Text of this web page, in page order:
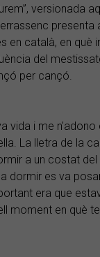
versionada
presenta
en català, en
del
per cançó.
vida i me
La lletra de la
a un costat
dormir es va
era que
moment en què